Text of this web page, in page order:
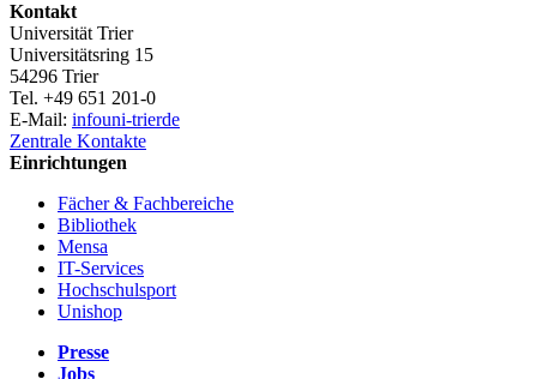
Kontakt
Universität Trier
Universitätsring 15
54296 Trier
Tel. +49 651 201-0
E-Mail: infouni-trierde
Zentrale Kontakte
Einrichtungen
Fächer & Fachbereiche
Bibliothek
Mensa
IT-Services
Hochschulsport
Unishop
Presse
Jobs